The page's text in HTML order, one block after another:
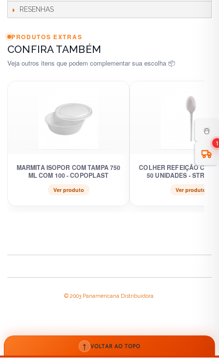
RESENHAS
PRODUTOS EXTRAS
CONFIRA TAMBÉM
Veja outros itens que podem complementar sua escolha 📦
MARMITA ISOPOR COM TAMPA 750
ML COM 100 - COPOPLAST
Ver produto
COLHER REFEIÇÃO
50 UNIDADES -
Ver produto
☃️
1
© 2003 Panamericana Distribuidora.
↑ VOLTAR AO TOPO